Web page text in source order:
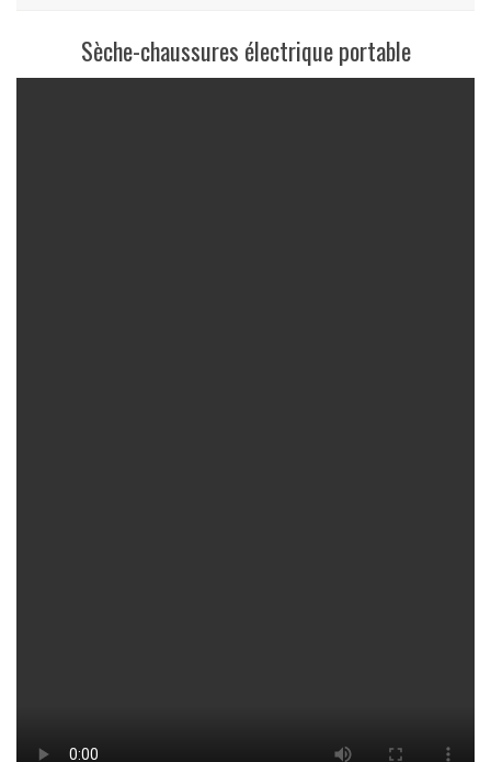
Sèche-chaussures électrique portable